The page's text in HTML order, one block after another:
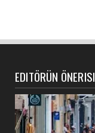
EDITÖRÜN ÖNERISI